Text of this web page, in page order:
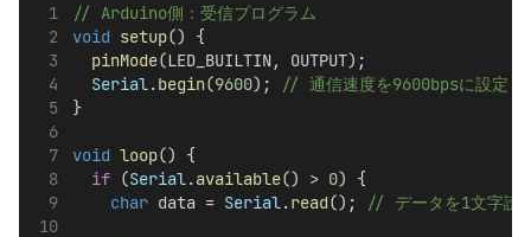
// Arduino側：受信プログラム
void setup() {
pinMode(LED_BUILTIN, OUTPUT);
Serial.begin(9600); // 通信速度を9600bpsに設定
}
void loop() {
if (Serial.available() > 0) {
char data = Serial.read(); // データを1文字読